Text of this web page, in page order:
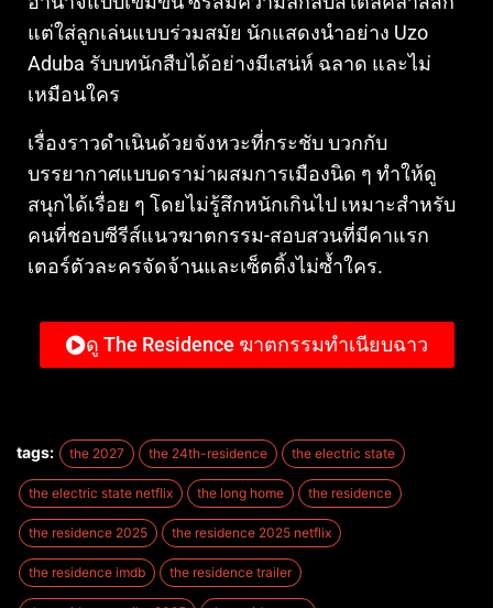
แต่ใส่ลูกเล่นแบบร่วมสมัย นักแสดงนำอย่าง Uzo
Aduba รับบทนักสืบได้อย่างมีเสน่ห์ ฉลาด และไม่
เหมือนใคร
เรื่องราวดำเนินด้วยจังหวะที่กระชับ บวกกับ
บรรยากาศแบบดราม่าผสมการเมืองนิด ๆ ทำให้ดู
สนุกได้เรื่อย ๆ โดยไม่รู้สึกหนักเกินไป เหมาะสำหรับ
คนที่ชอบซีรีส์แนวฆาตกรรม-สอบสวนที่มีคาแรก
เตอร์ตัวละครจัดจ้านและเซ็ตติ้งไม่ซ้ำใคร.
ดู The Residence ฆาตกรรมทำเนียบฉาว
tags: the 2027 the 24th-residence the electric state
the electric state netflix the long home the residence
the residence 2025 the residence 2025 netflix
the residence imdb the residence trailer